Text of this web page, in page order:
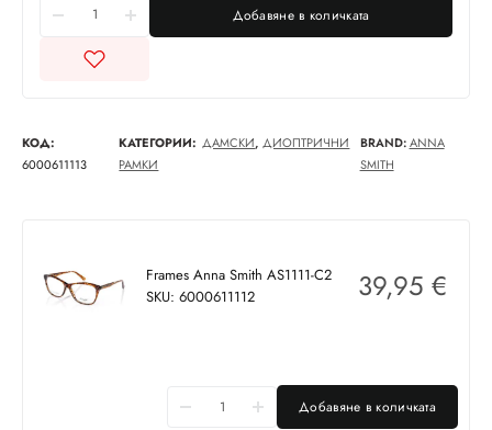
Добавяне в количката
КОД:
6000611113
КАТЕГОРИИ: ДАМСКИ,ДИОПТРИЧНИ
РАМКИ
BRAND:ANNA
SMITH
Frames Anna Smith AS1111-C2
SKU: 6000611112
39,95 €
Добавяне в количката